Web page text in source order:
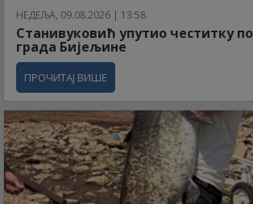
НЕДЕЉА, 09.08.2026 | 13:58
Станивуковић упутио честитку
града Бијељине
ПРОЧИТАЈ ВИШЕ